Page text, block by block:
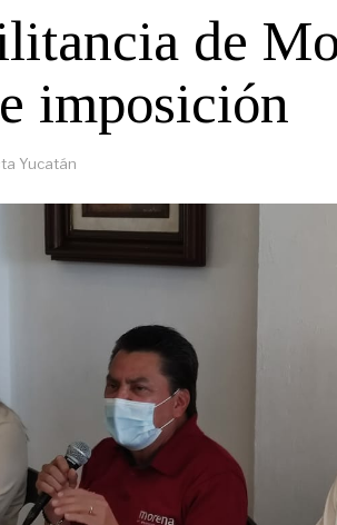
de
imposición
Yucatán